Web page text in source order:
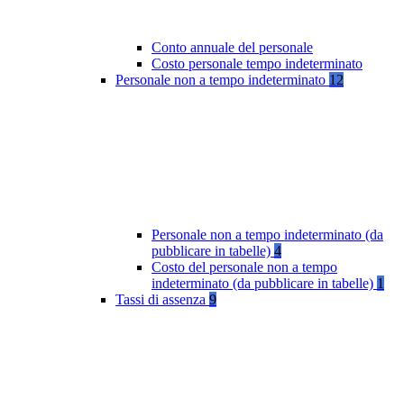
Conto annuale del personale
Costo personale tempo indeterminato
Personale non a tempo indeterminato 12
Personale non a tempo indeterminato (da
pubblicare in tabelle) 4
Costo del personale non a tempo
indeterminato (da pubblicare in tabelle) 1
Tassi di assenza 9